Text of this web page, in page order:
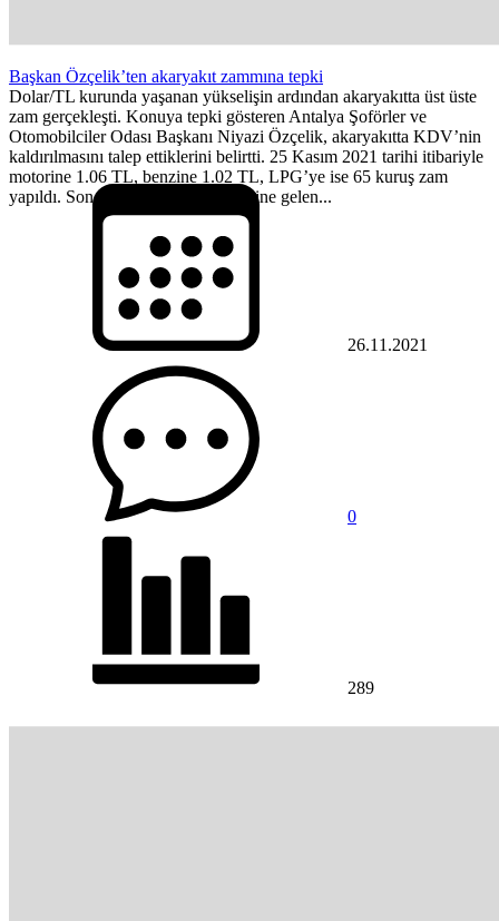
Başkan Özçelik’ten akaryakıt zammına tepki
Dolar/TL kurunda yaşanan yükselişin ardından akaryakıtta üst üste
zam gerçekleşti. Konuya tepki gösteren Antalya Şoförler ve
Otomobilciler Odası Başkanı Niyazi Özçelik, akaryakıtta KDV’nin
kaldırılmasını talep ettiklerini belirtti. 25 Kasım 2021 tarihi itibariyle
motorine 1.06 TL, benzine 1.02 TL, LPG’ye ise 65 kuruş zam
yapıldı. Son bir ay içerisinde motorine gelen...
26.11.2021
0
289